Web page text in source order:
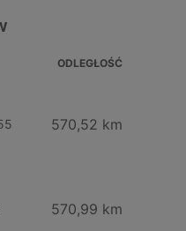
ODLEGŁOŚĆ
570,52 km
570,99 km